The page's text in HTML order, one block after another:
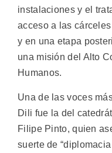
instalaciones y el
acceso a las
y en una etapa
una misión del Alto
Humanos.
Una de las voces
Dili fue la del
Filipe Pinto, quien
suerte de